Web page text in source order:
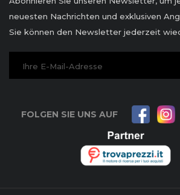
neuesten Nachrichten und exklusiven
Sie können den Newsletter jederzeit
FOLGEN SIE UNS AUF